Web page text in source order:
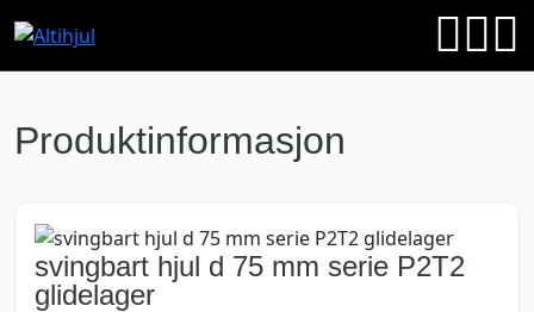
Produktinformasjon
svingbart hjul d 75 mm serie P2T2
glidelager